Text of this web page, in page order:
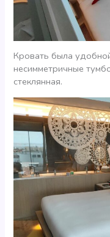
Кровать была
несимметричные
стеклянная.